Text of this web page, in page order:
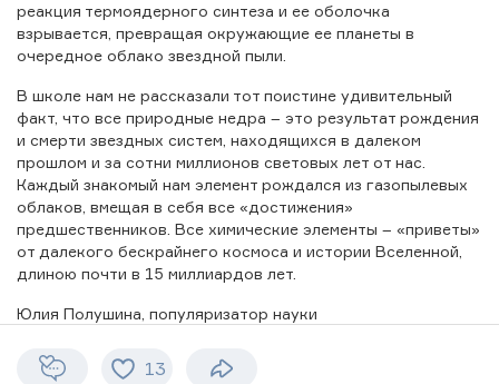
реакция термоядерного синтеза и ее оболочка
взрывается, превращая окружающие ее планеты в
очередное облако звездной пыли.
В школе нам не рассказали тот поистине удивительный
факт, что все природные недра – это результат рождения
и смерти звездных систем, находящихся в далеком
прошлом и за сотни миллионов световых лет от нас.
Каждый знакомый нам элемент рождался из газопылевых
облаков, вмещая в себя все «достижения»
предшественников. Все химические элементы – «приветы»
от далекого бескрайнего космоса и истории Вселенной,
длиною почти в 15 миллиардов лет.
Юлия Полушина, популяризатор науки
13